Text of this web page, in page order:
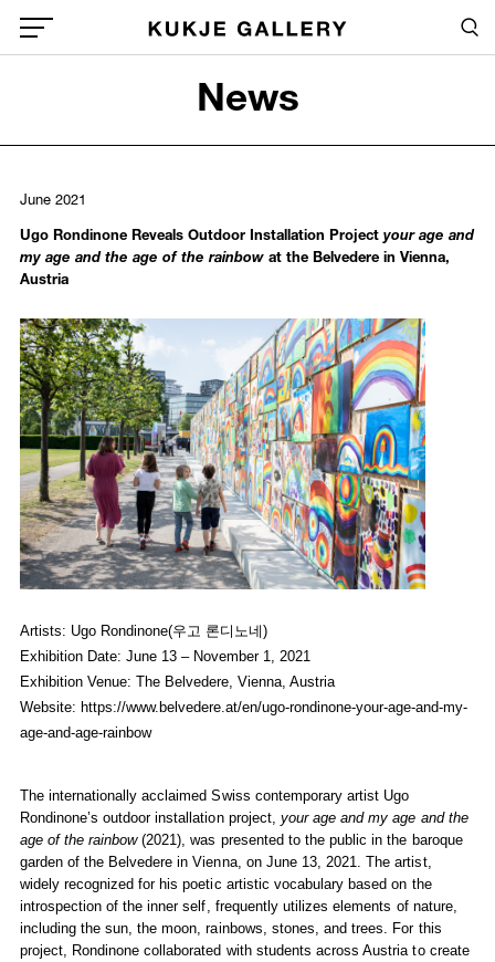
Skip to main content
Global Menu Open Button
News
June 2021
Ugo Rondinone Reveals Outdoor Installation Projectyour age and
my age and the age of the rainbowat the Belvedere in Vienna,
Austria
970
/upload/news/74bf196c8b2ae2936fa27a11d4d4e6ec.jpg
Ugo Rondinone
June 13, 2021 - November 01, 2021
Installation view ofUgo Rondinone. your age and my age and the
Courtesy of Johannes Stoll, Belvedere, Vienna and studio
Ugo Rondinone
June 13, 2021 - November 01, 2021
Installation view ofUgo Rondinone. your age and my age and the
Courtesy of Johannes Stoll, Belvedere, Vienna and studio
Artists: Ugo Rondinone(우고 론디노네)
Exhibition Date: June 13 – November 1, 2021
Exhibition Venue: The Belvedere, Vienna, Austria
Website: https://www.belvedere.at/en/ugo-rondinone-your-age-and-my-
age-and-age-rainbow
The internationally acclaimed Swiss contemporary artist Ugo
Rondinone’s outdoor installation project, your age and my age and the
age of the rainbow(2021), was presented to the public in the baroque
garden of the Belvedere in Vienna, on June 13, 2021. The artist,
widely recognized for his poetic artistic vocabulary based on the
introspection of the inner self, frequently utilizes elements of nature,
including the sun, the moon, rainbows, stones, and trees. For this
project, Rondinone collaborated with students across Austria to create